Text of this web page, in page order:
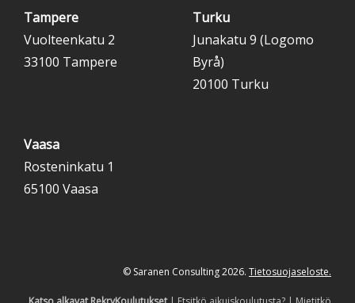
Tampere
Vuolteenkatu 2
33100 Tampere
Turku
Junakatu 9 (Logomo
Byrå)
20100 Turku
Vaasa
Rosteninkatu 1
65100 Vaasa
© Saranen Consulting 2026. Tietosuojaseloste.